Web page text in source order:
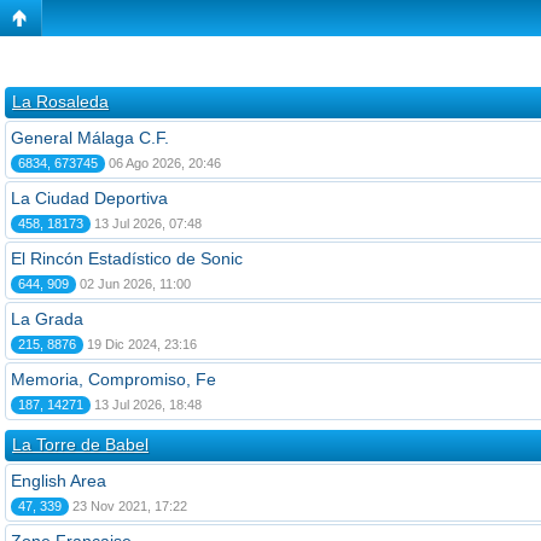
La Rosaleda
General Málaga C.F.
6834, 673745 06 Ago 2026, 20:46
La Ciudad Deportiva
458, 18173 13 Jul 2026, 07:48
El Rincón Estadístico de Sonic
644, 909 02 Jun 2026, 11:00
La Grada
215, 8876 19 Dic 2024, 23:16
Memoria, Compromiso, Fe
187, 14271 13 Jul 2026, 18:48
La Torre de Babel
English Area
47, 339 23 Nov 2021, 17:22